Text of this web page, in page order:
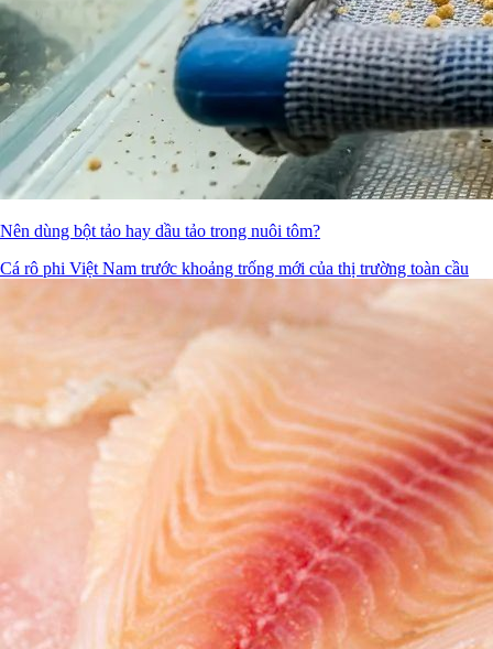
Nên dùng bột tảo hay dầu tảo trong nuôi tôm?
Cá rô phi Việt Nam trước khoảng trống mới của thị trường toàn cầu